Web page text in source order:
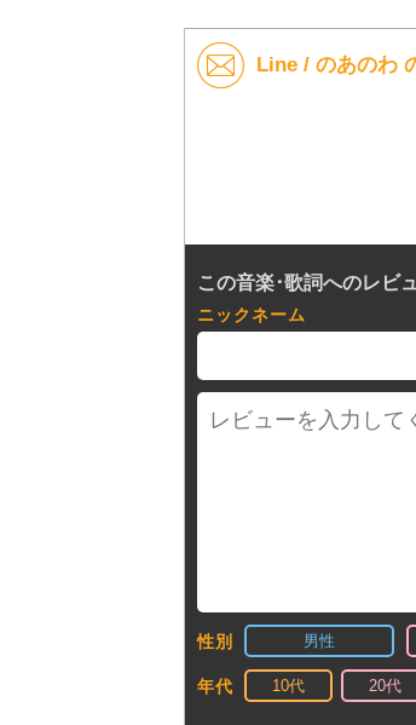
Line / のあのわ
この音楽･歌詞へのレビ
ニックネーム
性別 男性
年代 10代 20代